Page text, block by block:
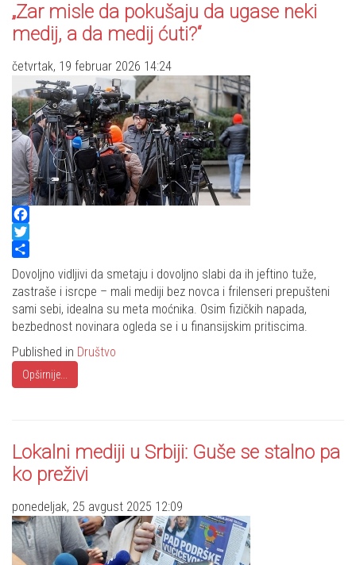
„Zar misle da pokušaju da ugase neki
medij, a da medij ćuti?“
četvrtak, 19 februar 2026 14:24
Facebook
Twitter
Share
Dovoljno vidljivi da smetaju i dovoljno slabi da ih jeftino tuže,
zastraše i isrcpe – mali mediji bez novca i frilenseri prepušteni
sami sebi, idealna su meta moćnika. Osim fizičkih napada,
bezbednost novinara ogleda se i u finansijskim pritiscima.
Published in Društvo
Opširnije...
Lokalni mediji u Srbiji: Guše se stalno pa
ko preživi
ponedeljak, 25 avgust 2025 12:09